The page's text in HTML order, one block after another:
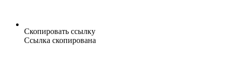
Скопировать ссылку
Ссылка скопирована